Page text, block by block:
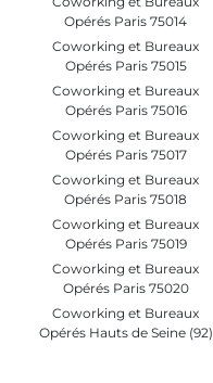
Opérés Paris 75014
Coworking et Bureaux
Opérés Paris 75015
Coworking et Bureaux
Opérés Paris 75016
Coworking et Bureaux
Opérés Paris 75017
Coworking et Bureaux
Opérés Paris 75018
Coworking et Bureaux
Opérés Paris 75019
Coworking et Bureaux
Opérés Paris 75020
Coworking et Bureaux
Opérés Hauts de Seine (92)